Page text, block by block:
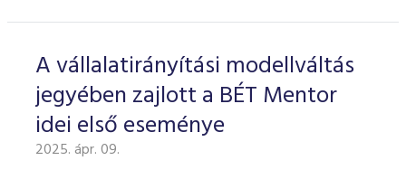
A vállalatirányítási modellváltás
jegyében zajlott a BÉT Mentor
idei első eseménye
2025. ápr. 09.